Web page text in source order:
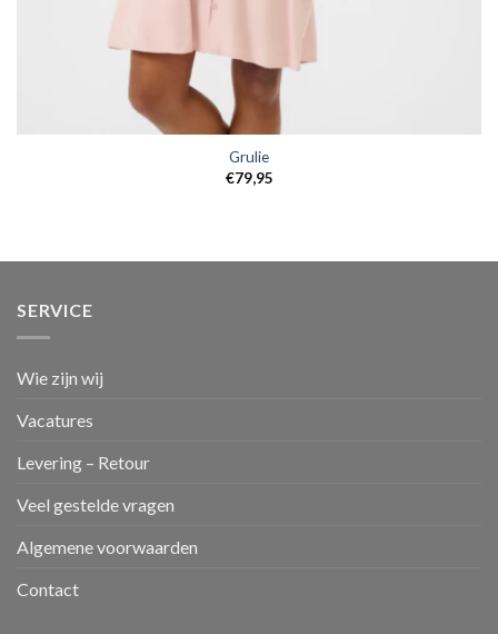
Grulie
€79,95
SERVICE
Wie zijn wij
Vacatures
Levering – Retour
Veel gestelde vragen
Algemene voorwaarden
Contact